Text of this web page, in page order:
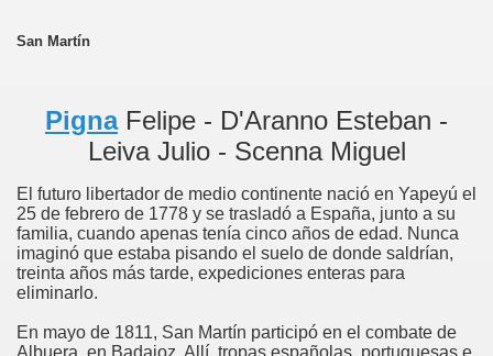
San Martín
PignaFelipe - D'Aranno Esteban -
Leiva Julio - Scenna Miguel
El futuro libertador de medio continente nació en Yapeyú el
25 de febrero de 1778 y se trasladó a España, junto a su
familia, cuando apenas tenía cinco años de edad. Nunca
imaginó que estaba pisando el suelo de donde saldrían,
treinta años más tarde, expediciones enteras para
eliminarlo.
En mayo de 1811, San Martín participó en el combate de
Albuera, en Badajoz. Allí, tropas españolas, portuguesas e